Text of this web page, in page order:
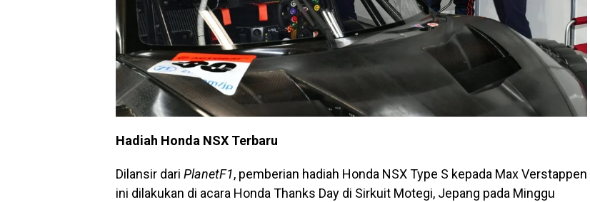
Hadiah Honda NSX Terbaru
Dilansir dari PlanetF1, pemberian hadiah Honda NSX Type S kepada Max Verstappen
ini dilakukan di acara Honda Thanks Day di Sirkuit Motegi, Jepang pada Minggu